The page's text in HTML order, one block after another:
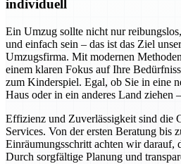
individuell
Ein Umzug sollte nicht nur
und einfach sein – das ist das Ziel
Umzugsfirma. Mit modernen
einem klaren Fokus auf Ihre
zum Kinderspiel. Egal, ob Sie in eine
Haus oder in ein anderes Land ziehen
Effizienz und Zuverlässigkeit sind die
Services. Von der ersten Beratung bis
Einräumungsschritt achten wir darauf,
Durch sorgfältige Planung und